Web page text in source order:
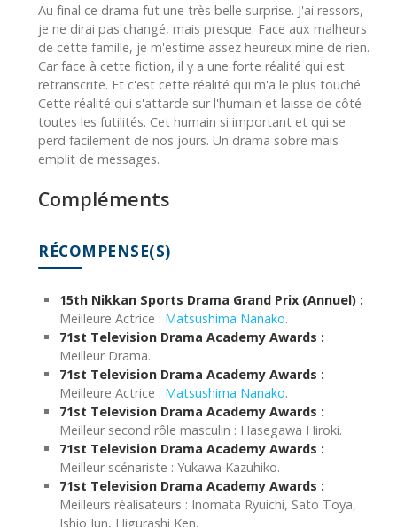
Au final ce drama fut une très belle surprise. J'ai ressors,
je ne dirai pas changé, mais presque. Face aux malheurs
de cette famille, je m'estime assez heureux mine de rien.
Car face à cette fiction, il y a une forte réalité qui est
retranscrite. Et c'est cette réalité qui m'a le plus touché.
Cette réalité qui s'attarde sur l'humain et laisse de côté
toutes les futilités. Cet humain si important et qui se
perd facilement de nos jours. Un drama sobre mais
emplit de messages.
Compléments
RÉCOMPENSE(S)
15th Nikkan Sports Drama Grand Prix (Annuel) :
Meilleure Actrice : Matsushima Nanako.
71st Television Drama Academy Awards :
Meilleur Drama.
71st Television Drama Academy Awards :
Meilleure Actrice : Matsushima Nanako.
71st Television Drama Academy Awards :
Meilleur second rôle masculin : Hasegawa Hiroki.
71st Television Drama Academy Awards :
Meilleur scénariste : Yukawa Kazuhiko.
71st Television Drama Academy Awards :
Meilleurs réalisateurs : Inomata Ryuichi, Sato Toya,
Ishio Jun, Higurashi Ken.